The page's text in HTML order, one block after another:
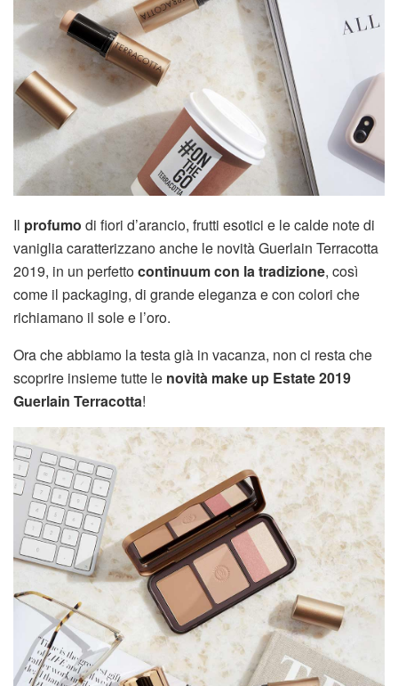
Il profumo di fiori d’arancio, frutti esotici e le calde note di
vaniglia caratterizzano anche le novità Guerlain Terracotta
2019, in un perfettocontinuum con la tradizione, così
come il packaging, di grande eleganza e con colori che
richiamano il sole e l’oro.
Ora che abbiamo la testa già in vacanza, non ci resta che
scoprire insieme tutte le novità make up Estate 2019
Guerlain Terracotta!